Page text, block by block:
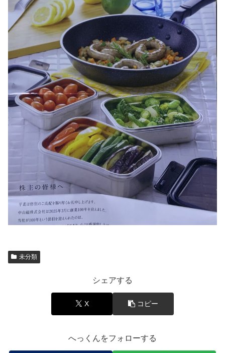
未分類
シェアする
X コピー
へっくんをフォローする